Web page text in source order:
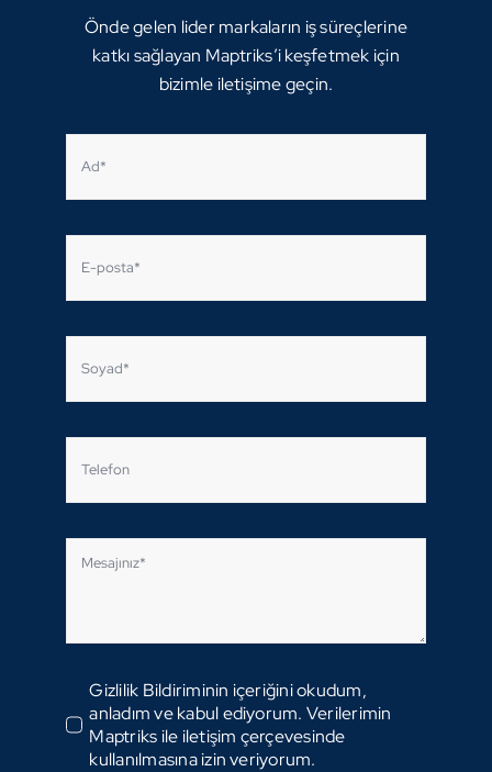
Önde gelen lider markaların iş süreçlerine
katkı sağlayan Maptriks’i keşfetmek için
bizimle iletişime geçin.
Gizlilik Bildiriminin içeriğini okudum,
anladım ve kabul ediyorum. Verilerimin
Maptriks ile iletişim çerçevesinde
kullanılmasına izin veriyorum.